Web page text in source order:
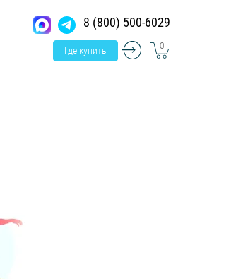
8 (800) 500-6029
Где купить 0